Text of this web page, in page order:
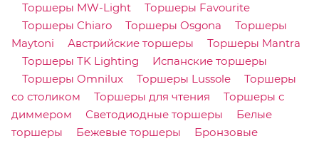
Торшеры MW-Light
Торшеры Favourite
Торшеры Chiaro
Торшеры Osgona
Торшеры
Maytoni
Австрийские торшеры
Торшеры Mantra
Торшеры TK Lighting
Испанские торшеры
Торшеры Omnilux
Торшеры Lussole
Торшеры
со столиком
Торшеры для чтения
Торшеры с
диммером
Светодиодные торшеры
Белые
торшеры
Бежевые торшеры
Бронзовые